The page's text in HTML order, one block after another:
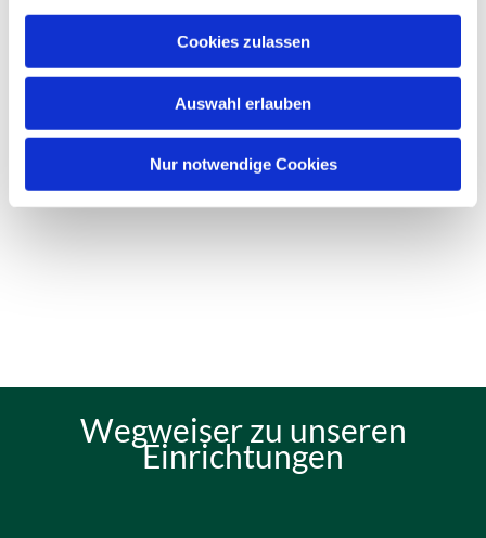
Cookies zulassen
Auswahl erlauben
Nur notwendige Cookies
Wegweiser zu unseren
Einrichtungen